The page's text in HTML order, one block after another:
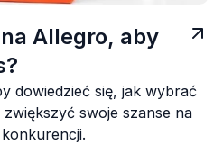
Allegro, aby
dowiedzieć się, jak wybrać
swoje szanse na